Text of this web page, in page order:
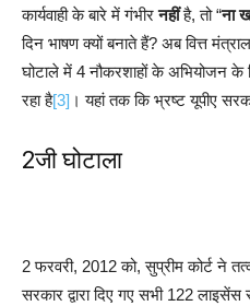
कार्यवाही के बारे में गंभीरनहींहै, तो “ना
दिन भाषण क्यों बनाते हैं? अब वित्त
घोटाले में 4 नौकरशाहों के अभियोजन
रहा है[3] । यहां तक कि भ्रष्ट यूपीए
2जी घोटाला
2 फरवरी, 2012 को, सुप्रीम कोर्ट ने
सरकार द्वारा दिए गए सभी 122 लाइसेंस